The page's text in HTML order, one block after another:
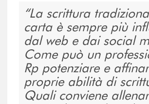
La scrittura
carta è sempre più
dal web e dai social
Come può un
Rp potenziare e
proprie abilità di
Quali conviene